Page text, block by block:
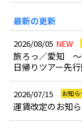
最新の更新
2026/08/05 NEW
旅ろっ／愛知 ～
日帰りツアー先行
2026/07/15 お知ら
運賃改定のお知